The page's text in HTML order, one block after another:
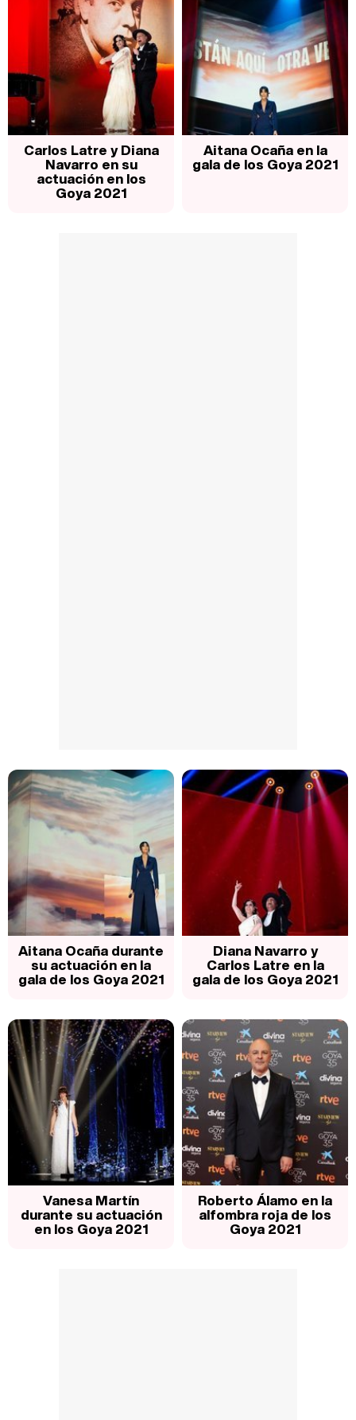
Carlos Latre y Diana
Navarro en su
actuación en los
Goya 2021
Aitana Ocaña en la
gala de los Goya 2021
Aitana Ocaña durante
su actuación en la
gala de los Goya 2021
Diana Navarro y
Carlos Latre en la
gala de los Goya 2021
Vanesa Martín
durante su actuación
en los Goya 2021
Roberto Álamo en la
alfombra roja de los
Goya 2021